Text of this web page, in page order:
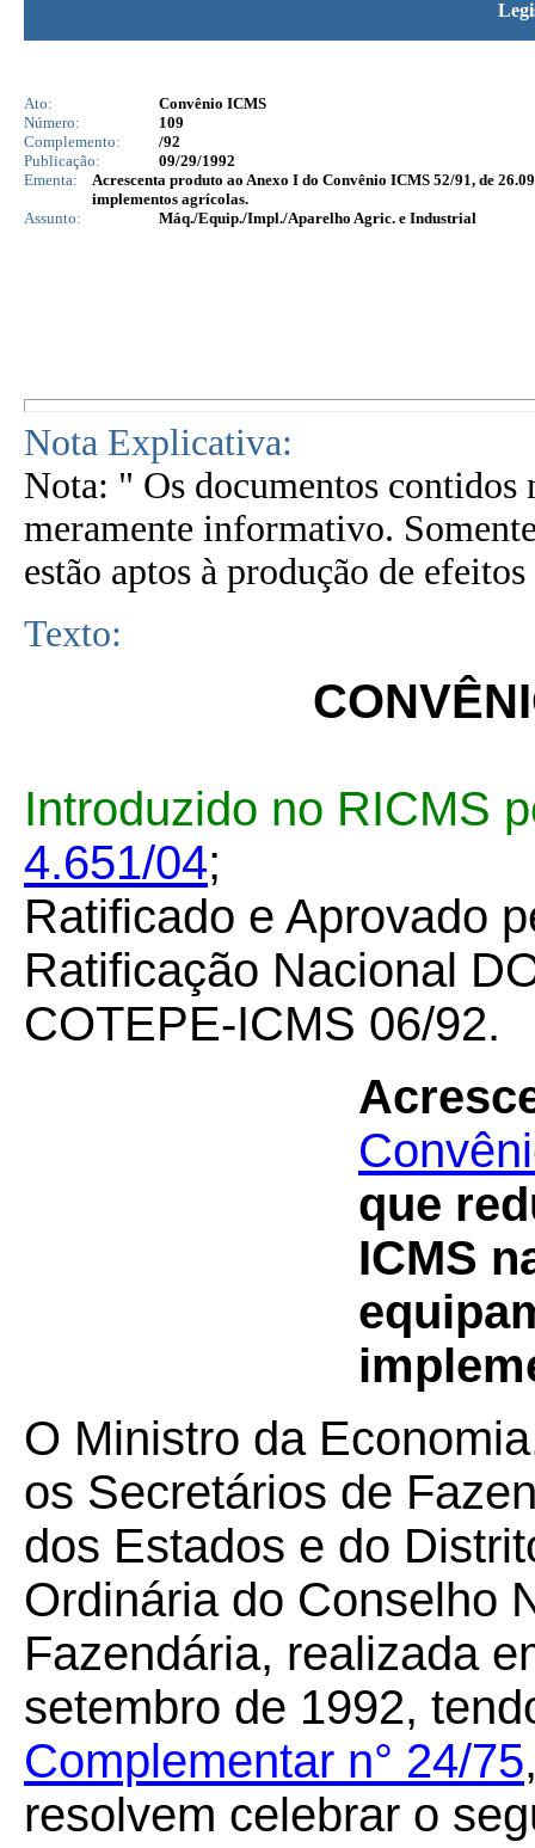
Ato:
Convênio ICMS
Número:
109
Complemento:
/92
Publicação:
09/29/1992
Ementa:
Acrescenta produto ao Anexo I do Convênio ICMS 52/91, de
implementos agrícolas.
Assunto:
Máq./Equip./Impl./Aparelho Agric. e Industrial
Nota Explicativa:
Nota: " Os documentos contidos
meramente informativo.
estão aptos à produção de
Texto:
Introduzido no RICMS
4.651/04;
Ratificado e Aprovado
Ratificação Nacional
COTEPE-ICMS 06/92.
que
ICMS
O Ministro da
os Secretários de
dos Estados e do
Ordinária do Conselho
Fazendária, realizada
setembro de 1992,
Complementar n° 24/75
resolvem celebrar o